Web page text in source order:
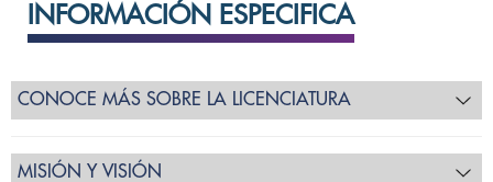
INFORMACIÓN ESPECIFICA
CONOCE MÁS SOBRE LA LICENCIATURA
MISIÓN Y VISIÓN